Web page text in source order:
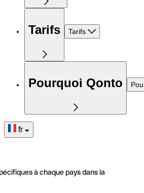
Tarifs Tarifs
Pourquoi Qonto
fr
à chaque pays dans la